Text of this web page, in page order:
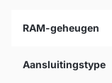
RAM-geheugen
Aansluitingstype